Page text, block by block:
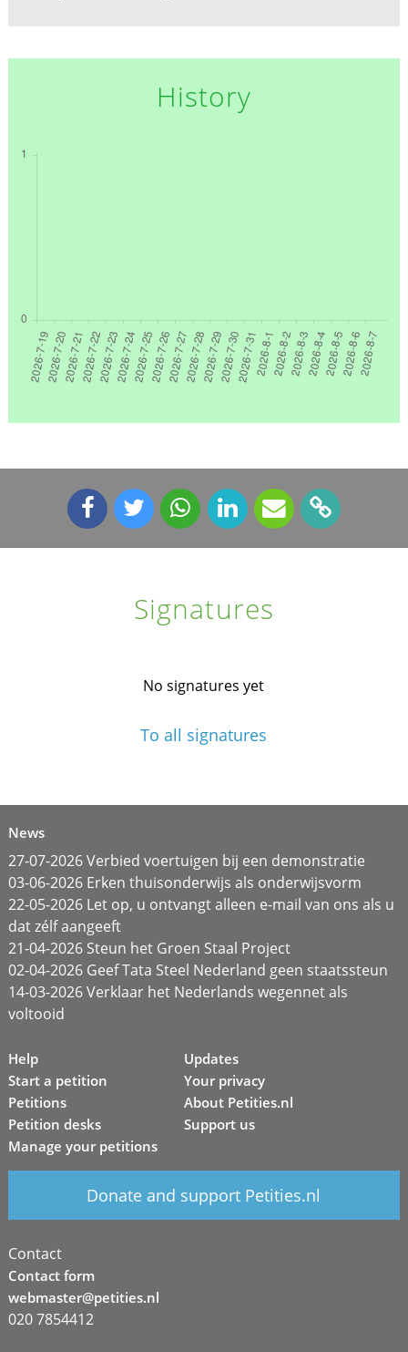
History
Signatures
No signatures yet
To all signatures
News
27-07-2026 Verbied voertuigen bij een demonstratie
03-06-2026 Erken thuisonderwijs als onderwijsvorm
22-05-2026 Let op, u ontvangt alleen e-mail van ons als u
dat zélf aangeeft
21-04-2026 Steun het Groen Staal Project
02-04-2026 Geef Tata Steel Nederland geen staatssteun
14-03-2026 Verklaar het Nederlands wegennet als
voltooid
Help
Start a petition
Petitions
Petition desks
Manage your petitions
Updates
Your privacy
About Petities.nl
Support us
Donate and support Petities.nl
Contact
Contact form
webmaster@petities.nl
020 7854412